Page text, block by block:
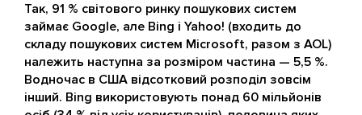
Так, 91 % світового ринку пошукових систем
займає Google, але Bing і Yahoo! (входить до
складу пошукових систем Microsoft, разом з AOL)
належить наступна за розміром частина — 5,5 %.
Водночас в США відсотковий розподіл зовсім
інший. Bing використовують понад 60 мільйонів